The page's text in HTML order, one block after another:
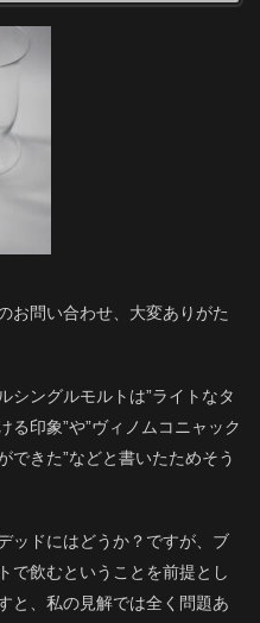
お問い合わせ、大変ありがた
シングルモルトは”ライトなタ
る印象”や”ヴィノムコニャック
できた”などと書いたためそう
ッドにはどうか？ですが、ブ
で飲むということを前提とし
と、私の見解では全く問題あ